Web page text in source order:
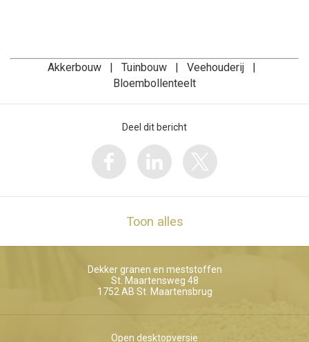
Akkerbouw | Tuinbouw | Veehouderij |
Bloembollenteelt
Deel dit bericht
Toon alles
Dekker granen en meststoffen
St. Maartensweg 48
1752 AB St. Maartensbrug
Open desktopversie